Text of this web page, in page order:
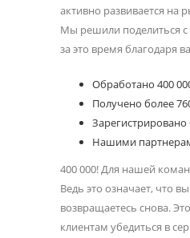
активно развивается на
Мы решили поделиться
за это время благодаря
Обработано 400
Получено более
Зарегистрировано
Нашими
400 000! Для нашей
Ведь это означает, что
возвращаетесь снова.
клиентам убедиться в